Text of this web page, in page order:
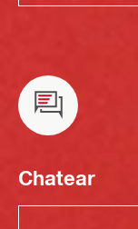
Chatear